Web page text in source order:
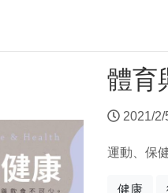
體育
2021/2/
運動、保
健康